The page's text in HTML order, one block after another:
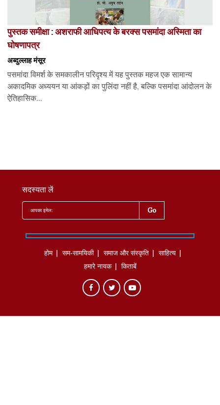
पुस्तक समीक्षा : अशराफी आधिपत्य के बरक्स पसमांदा अस्मिता का
घोषणापत्र
अब्दुल्लाह मंसूर
पसमांदा विमर्श के समकालीन परिदृश्य में यह पुस्तक महज एक सामान्य
अकादमिक अध्ययन या आंकड़ों का पुलिंदा नहीं है, बल्कि पसमांदा आंदोलन के
ऐतिहासिक...
सदस्यता लें
होम सम-सामयिकी समाज और संस्कृति
साहित्‍य
हमारे नायक
किताबें